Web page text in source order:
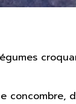
concombre,